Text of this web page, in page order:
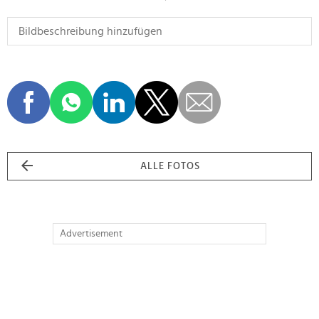
ALLE FOTOS
Advertisement